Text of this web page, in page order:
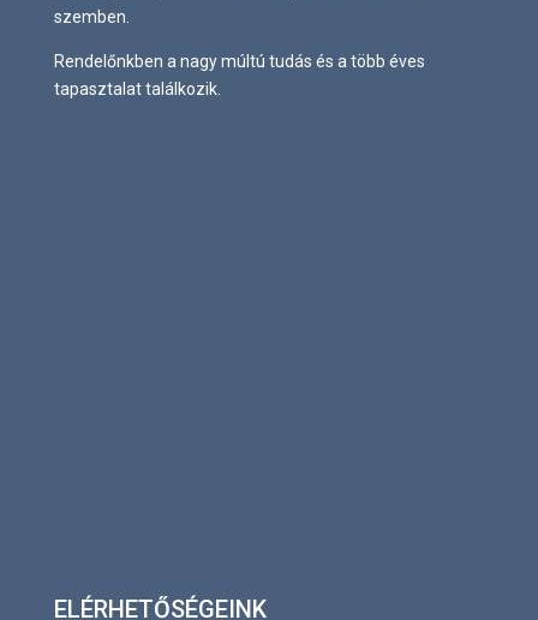
szemben.
Rendelőnkben a nagy múltú tudás és a több éves
tapasztalat találkozik.
ELÉRHETŐSÉGEINK